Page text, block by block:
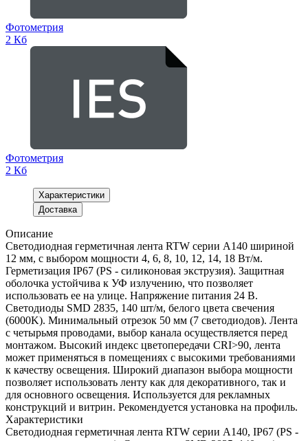
Фотометрия
2 Кб
Фотометрия
2 Кб
Характеристики
Доставка
Описание
Светодиодная герметичная лента RTW серии A140 шириной
12 мм, с выбором мощности 4, 6, 8, 10, 12, 14, 18 Вт/м.
Герметизация IP67 (PS - силиконовая экструзия). Защитная
оболочка устойчива к УФ излучению, что позволяет
использовать ее на улице. Напряжение питания 24 В.
Светодиоды SMD 2835, 140 шт/м, белого цвета свечения
(6000K). Минимальный отрезок 50 мм (7 светодиодов). Лента
с четырьмя проводами, выбор канала осуществляется перед
монтажом. Высокий индекс цветопередачи CRI>90, лента
может применяться в помещениях с высокими требованиями
к качеству освещения. Широкий диапазон выбора мощности
позволяет использовать ленту как для декоративного, так и
для основного освещения. Используется для рекламных
конструкций и витрин. Рекомендуется установка на профиль.
Характеристики
Светодиодная герметичная лента RTW серии A140, IP67 (PS -